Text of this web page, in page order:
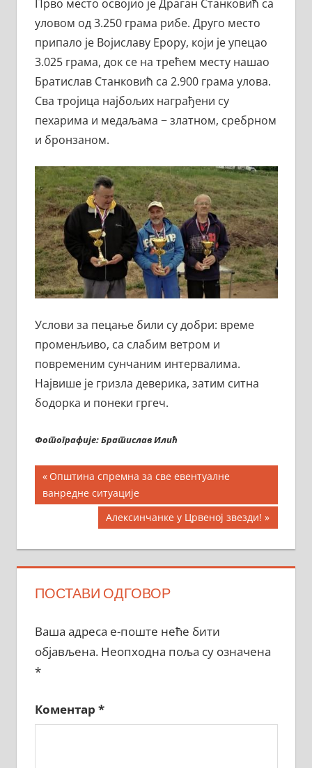
Прво место освојио је Драган Станковић са
уловом од 3.250 грама рибе. Друго место
припало је Војиславу Ерору, који је упецао
3.025 грама, док се на трећем месту нашао
Братислав Станковић са 2.900 грама улова.
Сва тројица најбољих награђени су
пехарима и медаљама − златном, сребрном
и бронзаном.
Услови за пецање били су добри: време
променљиво, са слабим ветром и
повременим сунчаним интервалима.
Највише је гризла деверика, затим ситна
бодорка и понеки гргеч.
Фотографије: Братислав Илић
Кретање
чланка
Previous
Post:
Општина спремна за све евентуалне
ванредне ситуације
Next
Алексинчанке у Црвеној звезди!
ПОСТАВИ ОДГОВОР
Ваша адреса е-поште неће бити
објављена. Неопходна поља су означена
*
Коментар *